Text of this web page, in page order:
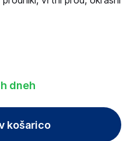
dneh
košarico